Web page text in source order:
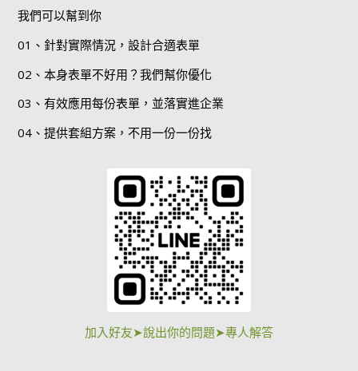
我們可以幫到你
01、針對實際情況，設計合適表單
02、本身表單不好用？我們幫你優化
03、有效應用每份表單，並落實進企業
04、提供套組方案，不用一份一份找
加入好友➤說出你的問題➤專人解答